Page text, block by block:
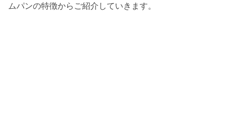
ムパンの特徴からご紹介していきます。